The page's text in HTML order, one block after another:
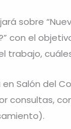
sobre
con el
trabajo,
Salón del
consultas,